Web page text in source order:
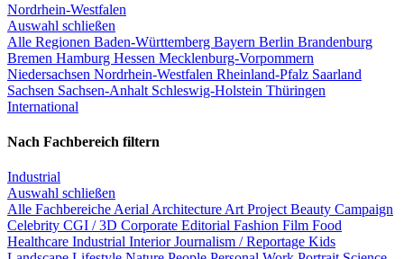
Nordrhein-Westfalen
Auswahl schließen
Alle Regionen Baden-Württemberg Bayern Berlin Brandenburg
Bremen Hamburg Hessen Mecklenburg-Vorpommern
Niedersachsen Nordrhein-Westfalen Rheinland-Pfalz Saarland
Sachsen Sachsen-Anhalt Schleswig-Holstein Thüringen
International
Nach Fachbereich filtern
Industrial
Auswahl schließen
Alle Fachbereiche Aerial Architecture Art Project Beauty Campaign
Celebrity CGI / 3D Corporate Editorial Fashion Film Food
Healthcare Industrial InteriorJournalism / Reportage Kids